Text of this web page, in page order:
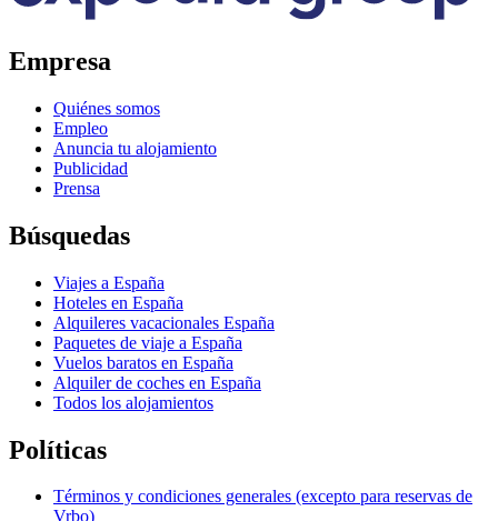
Empresa
Quiénes somos
Empleo
Anuncia tu alojamiento
Publicidad
Prensa
Búsquedas
Viajes a España
Hoteles en España
Alquileres vacacionales España
Paquetes de viaje a España
Vuelos baratos en España
Alquiler de coches en España
Todos los alojamientos
Políticas
Términos y condiciones generales (excepto para reservas de
Vrbo)